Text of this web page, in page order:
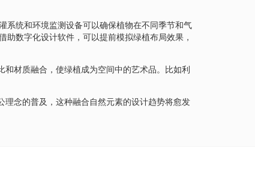
系统和环境监测设备可以确保植物在不同季节和气
数字化设计软件，可以提前模拟绿植布局效果，
材质融合，使绿植成为空间中的艺术品。比如利
念的普及，这种融合自然元素的设计趋势将愈发